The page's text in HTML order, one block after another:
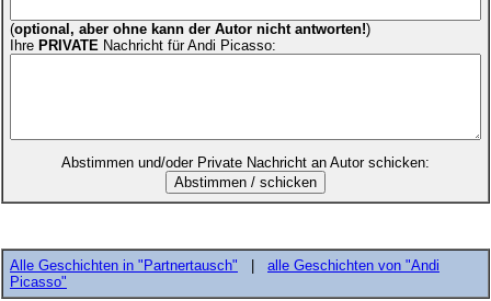
(optional, aber ohne kann der Autor nicht antworten!)
Ihre PRIVATE Nachricht für Andi Picasso:
Abstimmen und/oder Private Nachricht an Autor schicken:
Alle Geschichten in "Partnertausch"
alle Geschichten von "Andi
Picasso"